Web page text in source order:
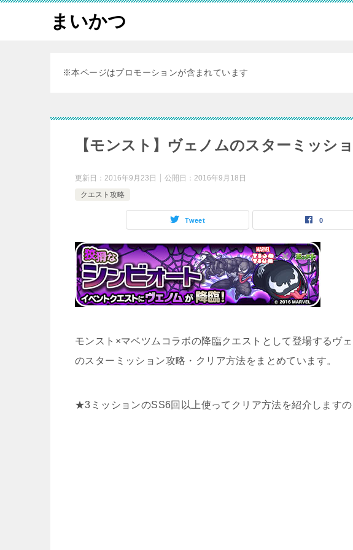
まいかつ
※本ページはプロモーションが含まれています
【モンスト】ヴェノムのスターミッシ
更新日： 2016年9月23日 公開日： 2016年9月18日
クエスト攻略
Tweet 0
モンスト×マベツムコラボの降臨クエストとして登場するヴ
のスターミッション攻略・クリア方法をまとめています。
★3ミッションのSS6回以上使ってクリア方法を紹介しますの